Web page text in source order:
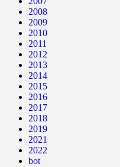
2008
2009
2010
2011
2012
2013
2014
2015
2016
2017
2018
2019
2021
2022
bot